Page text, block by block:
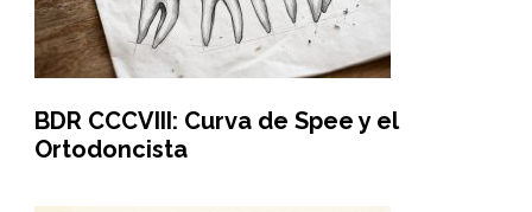
BDR CCCVIII: Curva de Spee y el
Ortodoncista